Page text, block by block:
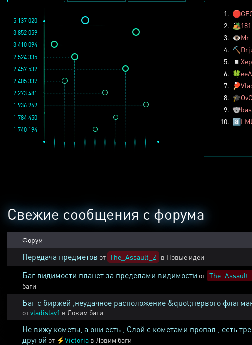
1 936 969
3 852 059
2 457 532
1 784 450
2 273 481
1 740 194
5 137 020
2 524 335
2 405 337
3 410 094
1. 🛑
2. 🏕️
3. 👁️
4. ⛏️
5.
◽
6. 🍀
7.
🏓
8. 🎓
9. 🐨
10. 8️⃣
Свежие сообщения с форума
Форум
Передача предметов от The_Assault_Z в Новые идеи
Баг видимости планет за пределами видимости от
баги
Баг с биржей ,неудачное расположение &quot;первого
отvladislav1 в Ловим баги
Не вижу кометы, а они есть , Слой с кометами пропал , есть
другой от ⚡Victoria в Ловим баги